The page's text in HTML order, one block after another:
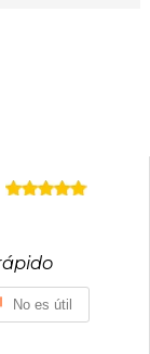
(Irlanda) con su
No es útil